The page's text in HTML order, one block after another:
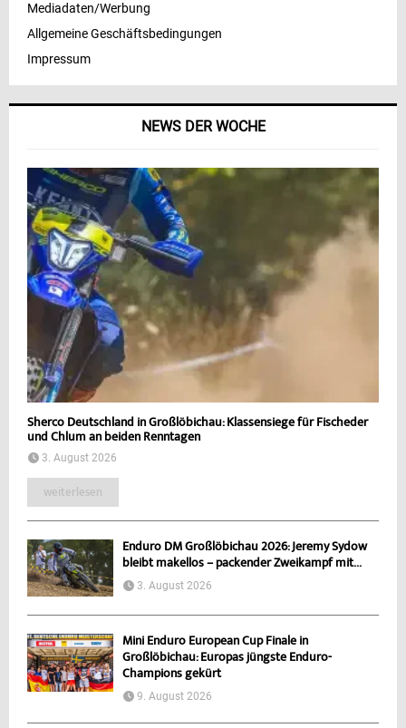
NEWS DER WOCHE
Sherco Deutschland in Großlöbichau: Klassensiege für Fischeder
und Chlum an beiden Renntagen
3. August 2026
weiterlesen
Enduro DM Großlöbichau 2026: Jeremy Sydow
bleibt makellos – packender Zweikampf mit...
3. August 2026
Mini Enduro European Cup Finale in
Großlöbichau: Europas jüngste Enduro-
Champions gekürt
9. August 2026
Mediadaten/Werbung
Allgemeine Geschäftsbedingungen
Impressum